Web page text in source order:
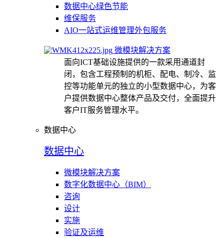
数据中心绿色节能
维保服务
AIO一站式运维管理外包服务
微模块解决方案
面向ICT基础设施提供的一款采用通道封
闭，包含工程预制的机柜、配电、制冷、监
控等功能单元的独立的小型数据中心，为客
户提供数据中心整体产品及交付，全面提升
客户IT服务管理水平。
数据中心
数据中心
微模块解决方案
数字化数据中心（BIM）
咨询
设计
实施
验证及运维